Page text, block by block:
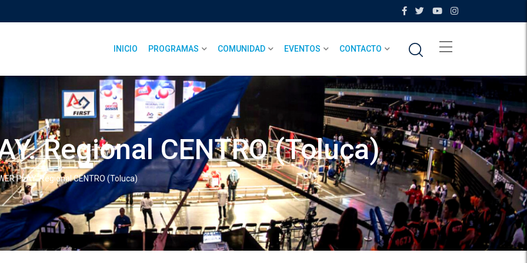
INICIO PROGRAMAS COMUNIDAD EVENTOS CONTACTO
Regional CENTRO (Toluca)
PLAY. Regional CENTRO (Toluca)